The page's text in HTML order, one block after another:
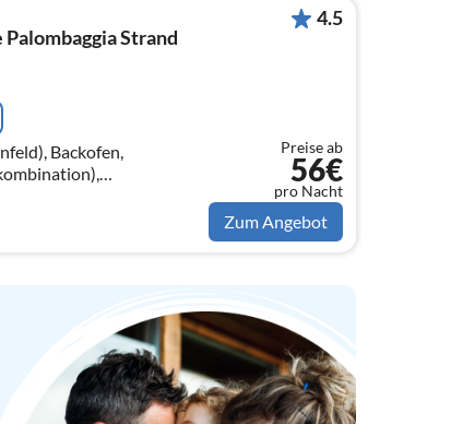
Strand
Backofen,
TV),
4.5
Preise ab
56€
pro Nacht
Zum Angebot